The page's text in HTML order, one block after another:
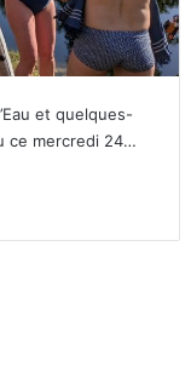
et quelques-
ce mercredi 24…